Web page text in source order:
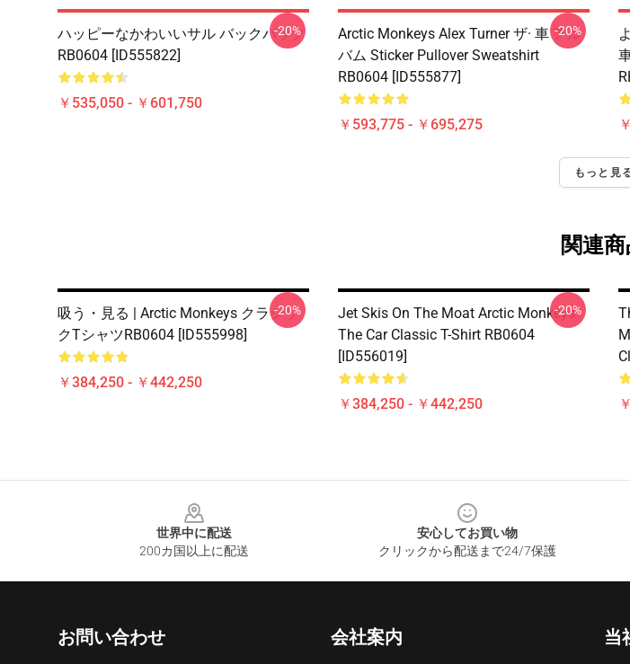
ハッピーなかわいいサル バックパック
RB0604 [ID555822]
￥535,050 - ￥601,750
-20%
Arctic Monkeys Alex Turner ザ· 車 アル
バム Sticker Pullover Sweatshirt
RB0604 [ID555877]
￥593,775 - ￥695,275
-20%
もっと見
関連
吸う・見る | Arctic Monkeys クラシッ
クTシャツRB0604 [ID555998]
￥384,250 - ￥442,250
-20%
Jet Skis On The Moat Arctic Monkeys
The Car Classic T-Shirt RB0604
[ID556019]
￥384,250 - ￥442,250
-20%
世界中に配送
200カ国以上に配送
安心してお買い物
クリックから配送まで24/7保護
お問い合わせ 会社案内 当